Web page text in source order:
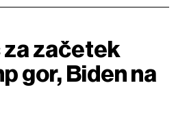
za začetek
gor, Biden na